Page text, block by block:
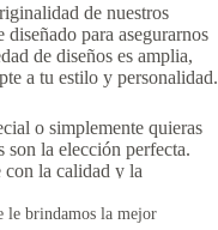
le brindamos la mejor
de nuestros
para asegurarnos
de diseños es amplia,
a tu estilo y personalidad.
o simplemente quieras
son la elección perfecta.
con la calidad y la